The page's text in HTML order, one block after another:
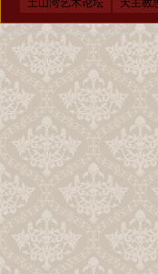
土山湾艺术论坛
天主教